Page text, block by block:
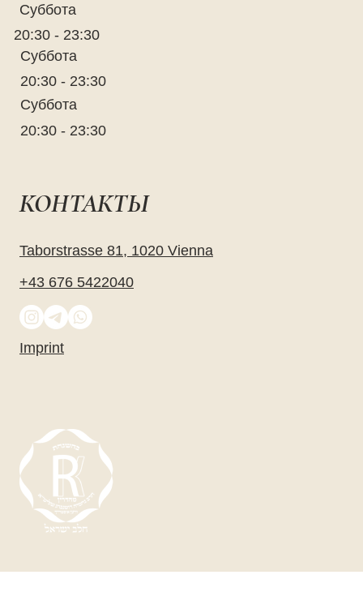
Суббота
20:30 - 23:30
Суббота
20:30 - 23:30
Суббота
20:30 - 23:30
КОНТАКТЫ
Taborstrasse 81, 1020 Vienna
+43 676 5422040
Imprint